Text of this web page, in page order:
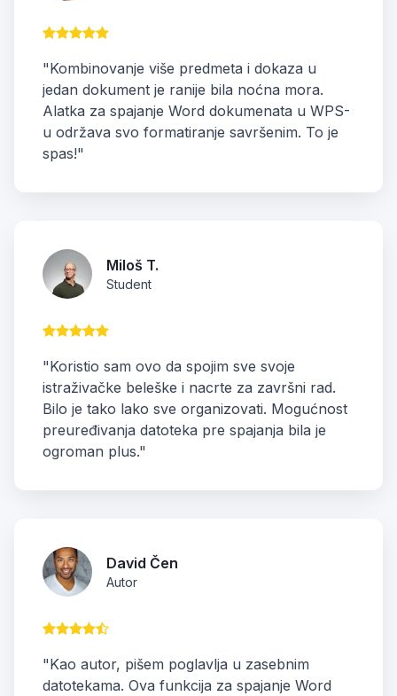
"Kombinovanje više predmeta i dokaza u
jedan dokument je ranije bila noćna mora.
Alatka za spajanje Word dokumenata u WPS-
u održava svo formatiranje savršenim. To je
spas!"
Miloš T.
Student
"Koristio sam ovo da spojim sve svoje
istraživačke beleške i nacrte za završni rad.
Bilo je tako lako sve organizovati. Mogućnost
preuređivanja datoteka pre spajanja bila je
ogroman plus."
David Čen
Autor
"Kao autor, pišem poglavlja u zasebnim
datotekama. Ova funkcija za spajanje Word